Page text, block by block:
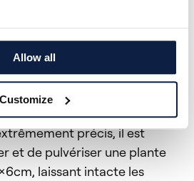
Allow all
Customize
:
aux agriculteurs d'utiliser
chimiques en moins, tels
et les fongicides.
précis, il est
et de pulvériser une plante
laissant intacte les